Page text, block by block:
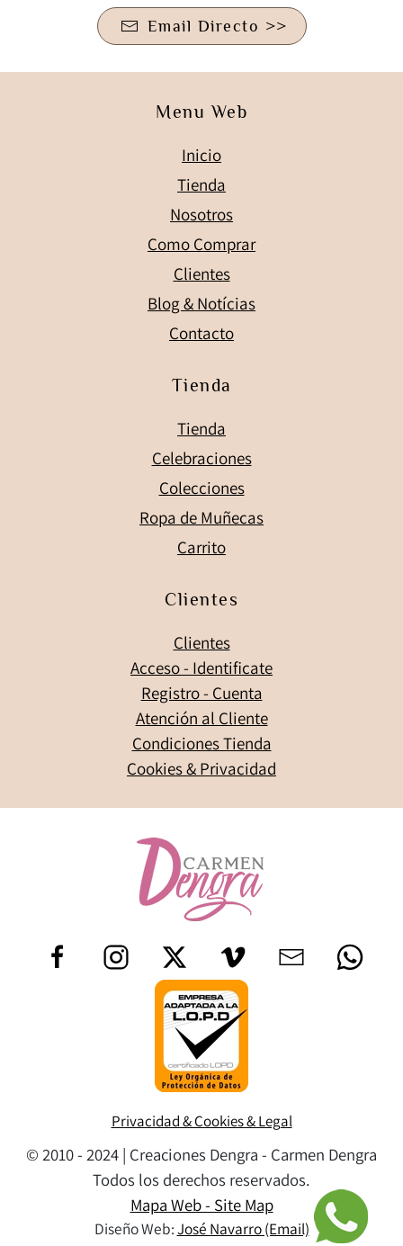
Email Directo >>
Menu Web
Inicio
Tienda
Nosotros
Como Comprar
Clientes
Blog & Notícias
Contacto
Tienda
Tienda
Celebraciones
Colecciones
Ropa de Muñecas
Carrito
Clientes
Clientes
Acceso - Identificate
Registro - Cuenta
Atención al Cliente
Condiciones Tienda
Cookies & Privacidad
Privacidad & Cookies & Legal
© 2010 - 2024 | Creaciones Dengra - Carmen Dengra
Todos los derechos reservados.
Mapa Web - Site Map
Diseño Web:José Navarro (Email)